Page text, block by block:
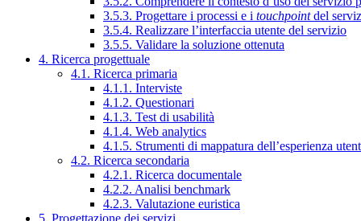
3.5.3. Progettare i processi e i touchpointdel
3.5.4. Realizzare l’interfaccia utente del servizio
3.5.5. Validare la soluzione ottenuta
4. Ricerca progettuale
4.1. Ricerca primaria
4.1.1. Interviste
4.1.2. Questionari
4.1.3. Test di usabilità
4.1.4. Web analytics
4.1.5. Strumenti di mappatura dell’esperienza
4.2. Ricerca secondaria
4.2.1. Ricerca documentale
4.2.2. Analisi benchmark
4.2.3. Valutazione euristica
5. Progettazione dei servizi